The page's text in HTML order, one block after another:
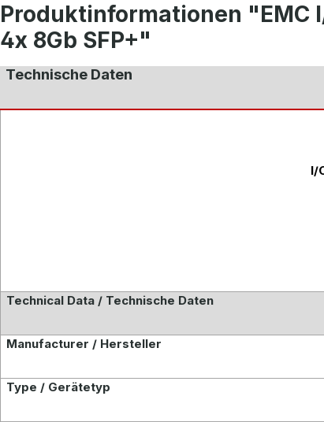
Produktinformationen "EMC
4x 8Gb SFP+"
Technische Daten
I/
Technical Data / Technische Daten
Manufacturer / Hersteller
Type / Gerätetyp